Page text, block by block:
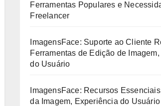
Ferramentas Populares e
Freelancer
ImagensFace: Suporte ao Cliente
Ferramentas de Edição de
do Usuário
ImagensFace: Recursos
da Imagem, Experiência do Usuário